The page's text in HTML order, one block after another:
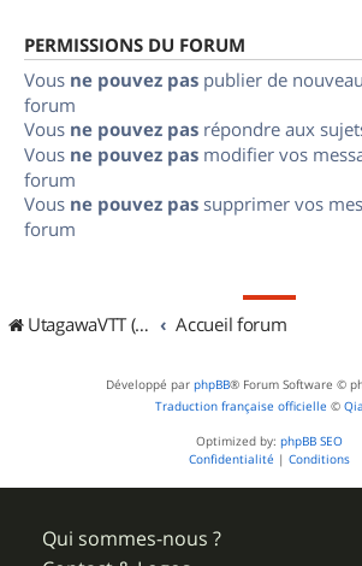
PERMISSIONS DU FORUM
Vous ne pouvez pas publier de
forum
Vous ne pouvez pas répondre aux
Vous ne pouvez pas modifier vos
forum
Vous ne pouvez pas supprimer vos
forum
UtagawaVTT (Randos VTT et VTTAE avec traces GPS) Accueil forum
Développé par phpBB® Forum Software ©
Traduction française officielle ©
Optimized by: phpBB SEO
Confidentialité | Conditions
Qui sommes-nous ?